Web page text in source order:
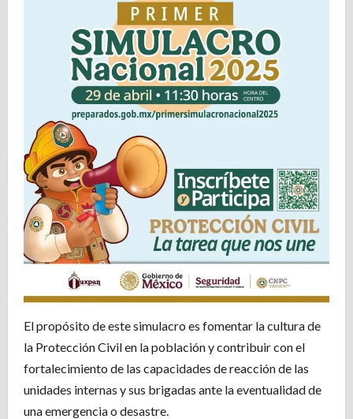
El propósito de este simulacro es fomentar la cultura de
la Protección Civil en la población y contribuir con el
fortalecimiento de las capacidades de reacción de las
unidades internas y sus brigadas ante la eventualidad de
una emergencia o desastre.